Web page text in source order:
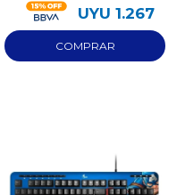
UYU 1.267